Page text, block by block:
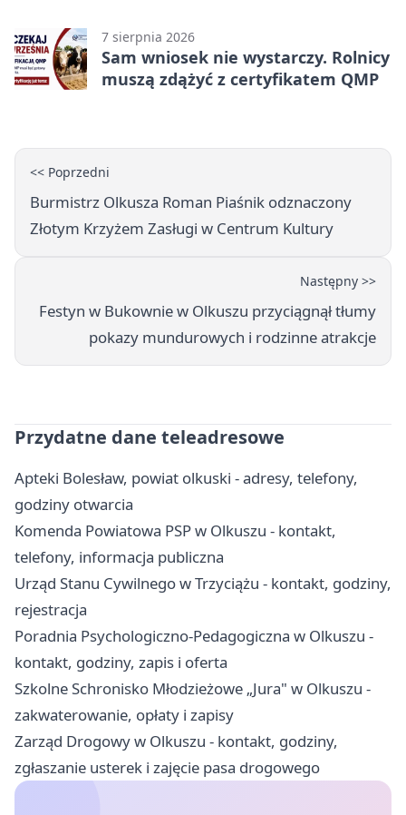
7 sierpnia 2026
Sam wniosek nie wystarczy. Rolnicy
muszą zdążyć z certyfikatem QMP
<< Poprzedni
Burmistrz Olkusza Roman Piaśnik odznaczony
Złotym Krzyżem Zasługi w Centrum Kultury
Następny >>
Festyn w Bukownie w Olkuszu przyciągnął tłumy
pokazy mundurowych i rodzinne atrakcje
Przydatne dane teleadresowe
Apteki Bolesław, powiat olkuski - adresy, telefony,
godziny otwarcia
Komenda Powiatowa PSP w Olkuszu - kontakt,
telefony, informacja publiczna
Urząd Stanu Cywilnego w Trzyciążu - kontakt, godziny,
rejestracja
Poradnia Psychologiczno-Pedagogiczna w Olkuszu -
kontakt, godziny, zapis i oferta
Szkolne Schronisko Młodzieżowe „Jura" w Olkuszu -
zakwaterowanie, opłaty i zapisy
Zarząd Drogowy w Olkuszu - kontakt, godziny,
zgłaszanie usterek i zajęcie pasa drogowego